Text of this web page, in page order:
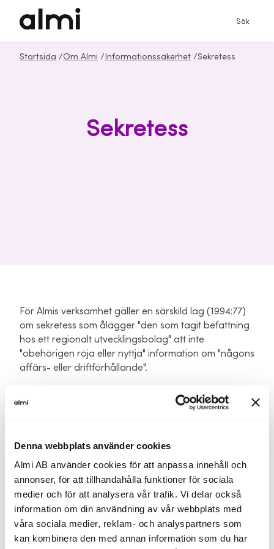
Denna webbplats använder cookies
Almi AB använder cookies för att anpassa innehåll och
annonser, för att tillhandahålla funktioner för sociala
medier och för att analysera vår trafik. Vi delar också
information om din användning av vår webbplats med
våra sociala medier, reklam- och analyspartners som
kan kombinera den med annan information som du har
Sök
Startsida /Om Almi / Informationssäkerhet /Sekretess
Sekretess
För Almis verksamhet gäller en särskild lag (1994:77)
om sekretess som ålägger "den som tagit befattning
hos ett regionalt utvecklingsbolag" att inte
"obehörigen röja eller nyttja" information om "någons
affärs- eller driftförhållande".
Detta är en personlig tystnads­plikt som är sanktio­ne­
rad med böter eller fängelse upp till ett år enligt
kunduppgifter och inte bara Almi-anställda utan
även till exempel styrelseleda­möter, konsulter och
samarbetspartners.
Alla uppgifter du lämnar för egen del eller som
företrädare för annan behandlas alltså konfidentiellt.
Det enda som kan bryta sekretessen är om